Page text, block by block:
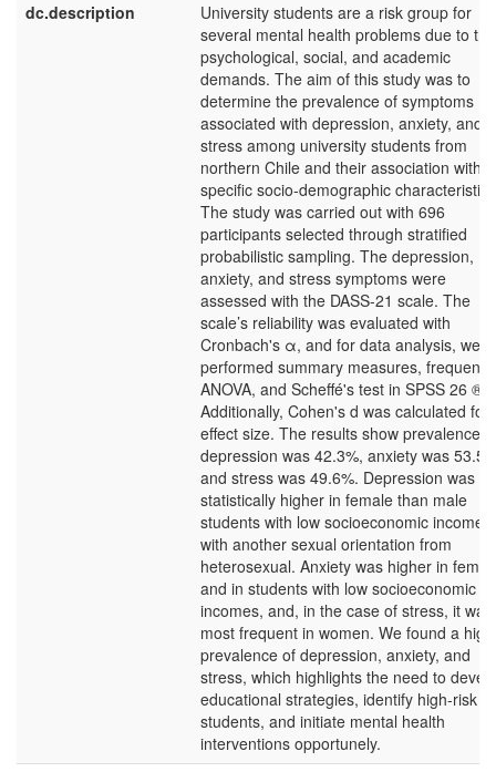
dc.description
University students are a risk group for
several mental health problems due to
psychological, social, and academic
demands. The aim of this study was to
determine the prevalence of symptoms
associated with depression, anxiety, and
stress among university students from
northern Chile and their association with
specific socio-demographic
The study was carried out with 696
participants selected through stratified
probabilistic sampling. The depression,
anxiety, and stress symptoms were
assessed with the DASS-21 scale. The
scale’s reliability was evaluated with
Cronbach's α, and for data analysis, we
performed summary measures,
ANOVA, and Scheffé's test in SPSS 26 ®.
Additionally, Cohen's d was calculated for
effect size. The results show prevalence
depression was 42.3%, anxiety was
and stress was 49.6%. Depression was
statistically higher in female than male
students with low socioeconomic income
with another sexual orientation from
heterosexual. Anxiety was higher in
and in students with low socioeconomic
incomes, and, in the case of stress, it was
most frequent in women. We found a high
prevalence of depression, anxiety, and
stress, which highlights the need to
educational strategies, identify high-risk
students, and initiate mental health
interventions opportunely.